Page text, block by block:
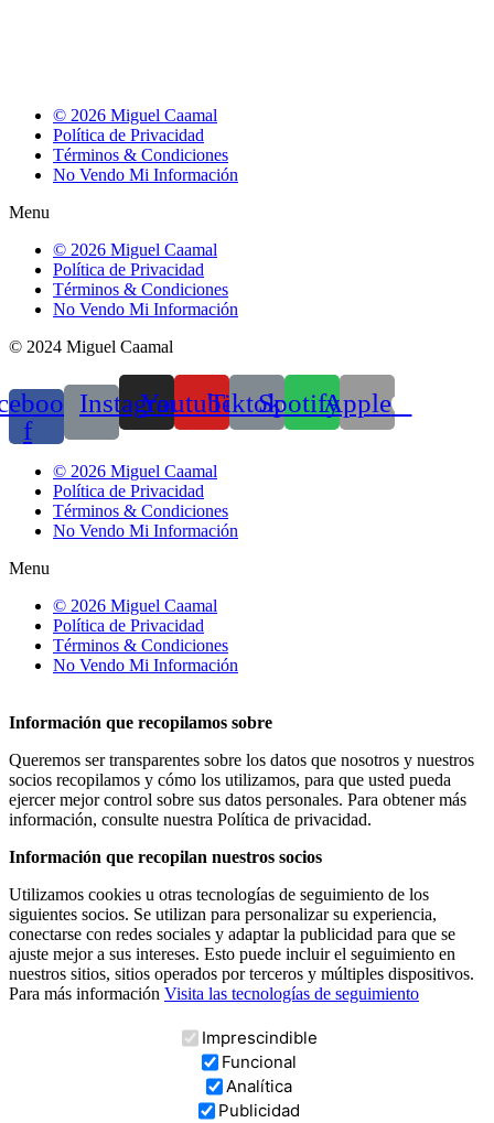
© 2026 Miguel Caamal
Política de Privacidad
Términos & Condiciones
No Vendo Mi Información
Menu
© 2026 Miguel Caamal
Política de Privacidad
Términos & Condiciones
No Vendo Mi Información
© 2024 Miguel Caamal
f
Instagram
YoutubeTiktokSpotifyApple
© 2026 Miguel Caamal
Política de Privacidad
Términos & Condiciones
No Vendo Mi Información
Menu
© 2026 Miguel Caamal
Política de Privacidad
Términos & Condiciones
No Vendo Mi Información
Información que recopilamos sobre
Queremos ser transparentes sobre los datos que nosotros y nuestros
socios recopilamos y cómo los utilizamos, para que usted pueda
ejercer mejor control sobre sus datos personales. Para obtener más
información, consulte nuestra Política de privacidad.
Información que recopilan nuestros socios
Utilizamos cookies u otras tecnologías de seguimiento de los
siguientes socios. Se utilizan para personalizar su experiencia,
conectarse con redes sociales y adaptar la publicidad para que se
ajuste mejor a sus intereses. Esto puede incluir el seguimiento en
nuestros sitios, sitios operados por terceros y múltiples dispositivos.
Para más información Visita las tecnologías de seguimiento
Imprescindible
Funcional
Analítica
Publicidad